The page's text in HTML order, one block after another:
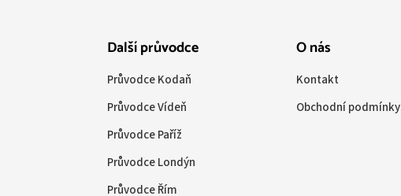
Další průvodce
Průvodce Kodaň
Průvodce Vídeň
Průvodce Paříž
Průvodce Londýn
Průvodce Řím
O nás
Kontakt
Obchodní podmínky